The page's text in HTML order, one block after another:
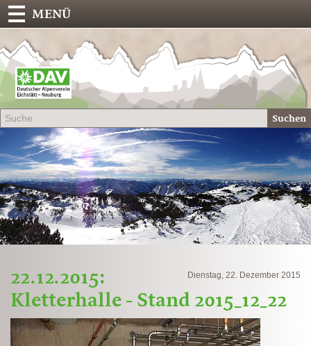
Suchen
MENÜ
Dienstag, 22. Dezember 2015
22.12.2015:
Kletterhalle - Stand 2015_12_22